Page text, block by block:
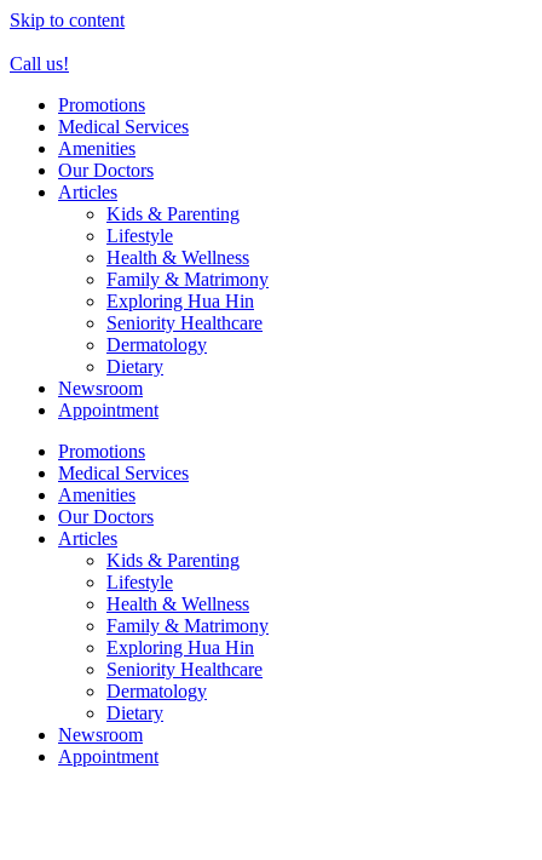
Skip to content
Call us!
Promotions
Medical Services
Amenities
Our Doctors
Articles
Kids & Parenting
Lifestyle
Health & Wellness
Family & Matrimony
Exploring Hua Hin
Seniority Healthcare
Dermatology
Dietary
Newsroom
Appointment
Promotions
Medical Services
Amenities
Our Doctors
Articles
Kids & Parenting
Lifestyle
Health & Wellness
Family & Matrimony
Exploring Hua Hin
Seniority Healthcare
Dermatology
Dietary
Newsroom
Appointment